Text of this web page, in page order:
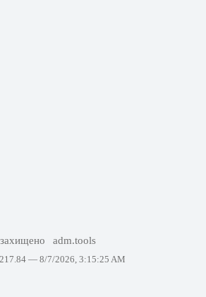
захищено adm.tools
— 8/7/2026, 3:15:25 AM